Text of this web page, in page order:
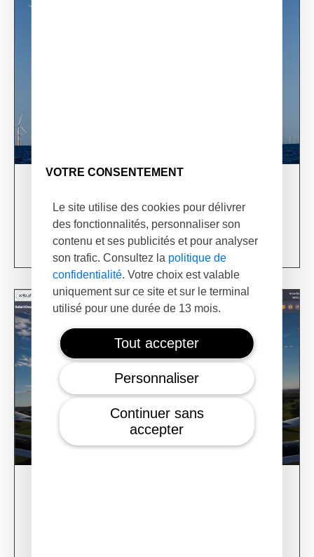
VOTRE CONSENTEMENT
Le site utilise des cookies pour délivrer
des fonctionnalités, personnaliser son
contenu et ses publicités et pour analyser
son trafic. Consultez la politique de
confidentialité. Votre choix est valable
uniquement sur ce site et sur le terminal
utilisé pour une durée de 13 mois.
Tout accepter
Personnaliser
Continuer sans
accepter
XSun & TotalEnergies on prospection mission in
USA
Learn more